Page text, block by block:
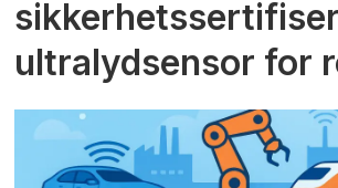
ultralydsensor for